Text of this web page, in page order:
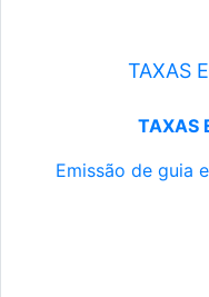
TAXAS
TAXAS
Emissão de guia